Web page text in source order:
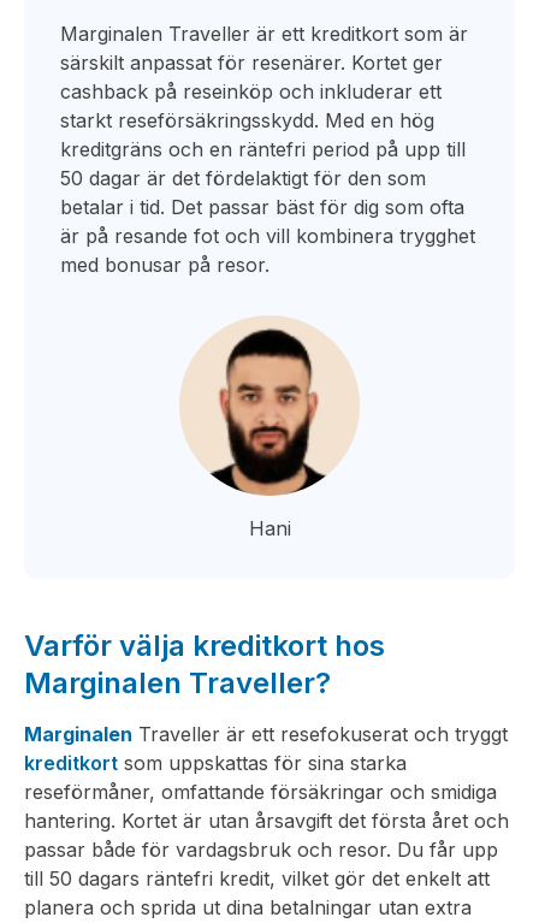
Marginalen Traveller är ett kreditkort som är
särskilt anpassat för resenärer. Kortet ger
cashback på reseinköp och inkluderar ett
starkt reseförsäkringsskydd. Med en hög
kreditgräns och en räntefri period på upp till
50 dagar är det fördelaktigt för den som
betalar i tid. Det passar bäst för dig som ofta
är på resande fot och vill kombinera trygghet
med bonusar på resor.
Hani
Varför välja kreditkort hos
Marginalen Traveller?
Marginalen Traveller är ett resefokuserat och tryggt
kreditkort som uppskattas för sina starka
reseförmåner, omfattande försäkringar och smidiga
hantering. Kortet är utan årsavgift det första året och
passar både för vardagsbruk och resor. Du får upp
till 50 dagars räntefri kredit, vilket gör det enkelt att
planera och sprida ut dina betalningar utan extra